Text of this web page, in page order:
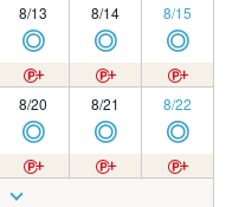
8/13
◎
8/14
◎
8/15
◎
8/20
◎
8/21
◎
8/22
◎
8/27